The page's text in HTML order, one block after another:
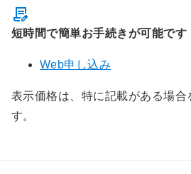
短時間で簡単お手続きが可能です
Web申し込み
表示価格は、特に記載がある場合
す。